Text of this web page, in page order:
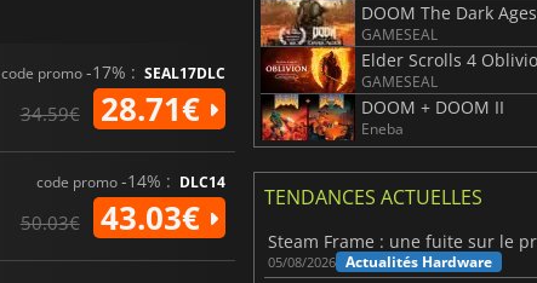
code promo-17% : SEAL17DLC
34.59€ 28.71€
code promo-14% : DLC14
50.03€ 43.03€
DOOM The Dark Ages
GAMESEAL
GAMESEAL
DOOM + DOOM II
Eneba
TENDANCES ACTUELLES
05/08/2026 Actualités Hardware